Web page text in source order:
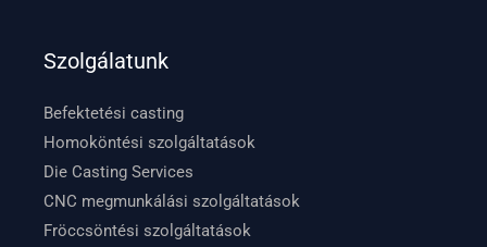
Szolgálatunk
Befektetési casting
Homoköntési szolgáltatások
Die Casting Services
CNC megmunkálási szolgáltatások
Fröccsöntési szolgáltatások